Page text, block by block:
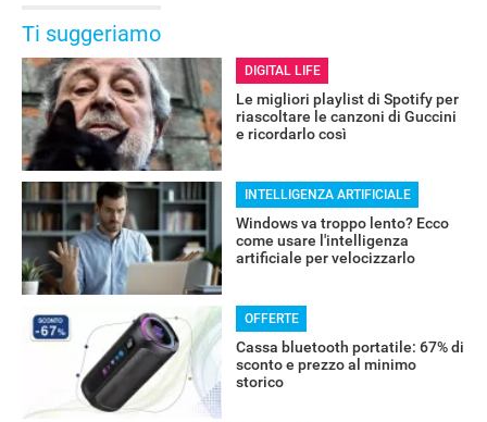
Ti suggeriamo
DIGITAL LIFE
Le migliori playlist di Spotify per
riascoltare le canzoni di Guccini
e ricordarlo così
INTELLIGENZA ARTIFICIALE
Windows va troppo lento? Ecco
come usare l'intelligenza
artificiale per velocizzarlo
OFFERTE
Cassa bluetooth portatile: 67% di
sconto e prezzo al minimo
storico